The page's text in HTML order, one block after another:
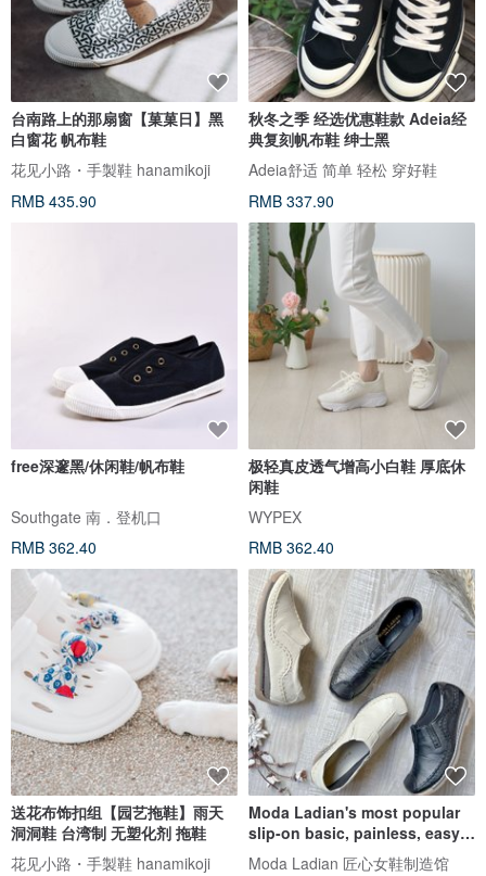
台南路上的那扇窗【菓菓日】黑
白窗花 帆布鞋
花见小路・手製鞋 hanamikoji
RMB 435.90
秋冬之季 经选优惠鞋款 Adeia经
典复刻帆布鞋 绅士黑
Adeia舒适 简单 轻松 穿好鞋
RMB 337.90
free深邃黑/休闲鞋/帆布鞋
Southgate 南．登机口
RMB 362.40
极轻真皮透气增高小白鞋 厚底休
闲鞋
WYPEX
RMB 362.40
送花布饰扣组【园艺拖鞋】雨天
洞洞鞋 台湾制 无塑化剂 拖鞋
花见小路・手製鞋 hanamikoji
Moda Ladian's most popular
slip-on basic, painless, easy
to wear, wide 2403
Moda Ladian 匠心女鞋制造馆